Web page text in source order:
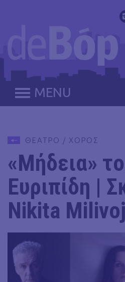
MENU
ΘΕΑΤΡΟ / ΧΟΡΟΣ
«Μήδεια»
Ευριπίδη |
Nikita